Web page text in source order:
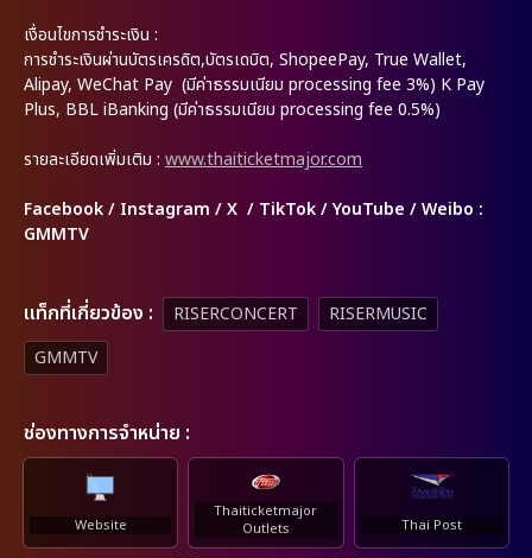
เงื่อนไขการชำระเงิน :
การชำระเงินผ่านบัตรเครดิต,บัตรเดบิต, ShopeePay, True Wallet,
Alipay, WeChat Pay (มีค่าธรรมเนียม processing fee 3%) K Pay
Plus, BBL iBanking (มีค่าธรรมเนียม processing fee 0.5%)
รายละเอียดเพิ่มเติม : www.thaiticketmajor.com
Facebook / Instagram / X / TikTok / YouTube / Weibo :
GMMTV
เเท็กที่เกี่ยวข้อง : RISERCONCERT
RISERMUSIC
GMMTV
ช่องทางการจำหน่าย :
Website
Thaiticketmajor
Outlets
Thai Post